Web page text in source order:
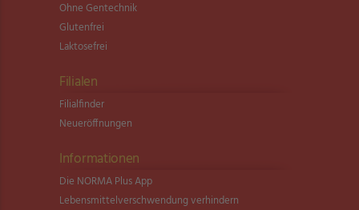
Ohne Gentechnik
Glutenfrei
Laktosefrei
Filialen
Filialfinder
Neueröffnungen
Informationen
Die NORMA Plus App
Lebensmittel­verschwendung verhindern